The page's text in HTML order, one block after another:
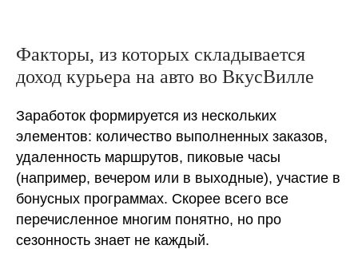
Факторы, из которых складывается
доход курьера на авто во ВкусВилле
Заработок формируется из нескольких
элементов: количество выполненных заказов,
удаленность маршрутов, пиковые часы
(например, вечером или в выходные), участие в
бонусных программах. Скорее всего все
перечисленное многим понятно, но про
сезонность знает не каждый.